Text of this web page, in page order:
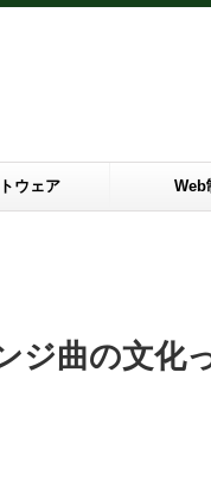
ウェア Web
ジ曲の文化